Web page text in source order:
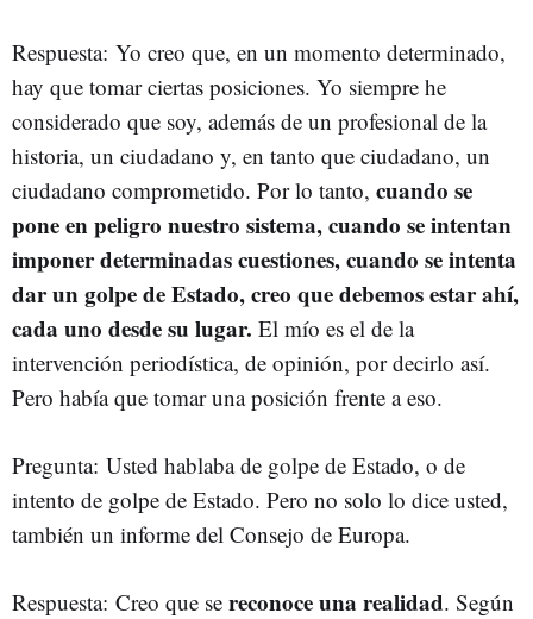
Respuesta: Yo creo que, en un momento determinado,
hay que tomar ciertas posiciones. Yo siempre he
considerado que soy, además de un profesional de la
historia, un ciudadano y, en tanto que ciudadano, un
ciudadano comprometido. Por lo tanto, cuando se
pone en peligro nuestro sistema, cuando se intentan
imponer determinadas cuestiones, cuando se intenta
dar un golpe de Estado, creo que debemos estar ahí,
cada uno desde su lugar. El mío es el de la
intervención periodística, de opinión, por decirlo así.
Pero había que tomar una posición frente a eso.
Pregunta: Usted hablaba de golpe de Estado, o de
intento de golpe de Estado. Pero no solo lo dice usted,
también un informe del Consejo de Europa.
Respuesta: Creo que se reconoce una realidad. Según